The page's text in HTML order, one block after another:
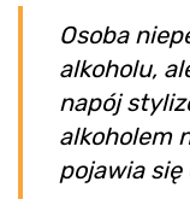
Osoba
alkoholu,
napój
alkoholem
pojawia się